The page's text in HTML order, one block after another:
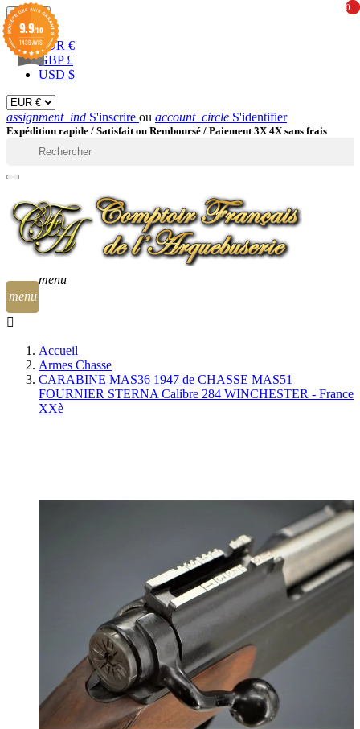
EUR 
EUR €
GBP £
USD $
assignment_ind S'inscrire ou account_circle S'identifier
Expédition rapide / Satisfait ou Remboursé / Paiement 3X 4X sans frais
menu
0
0
menu
Accueil
Armes Chasse
CARABINE MAS36 1947 de CHASSE MAS51
FOURNIER STERNA Calibre 284 WINCHESTER - France
XXè
9.9/10
1439 AVIS